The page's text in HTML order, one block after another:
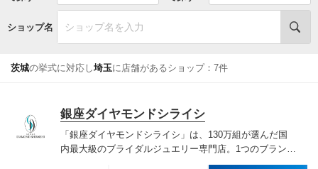
ショップ名
茨城の挙式に対応し埼玉に店舗があるショップ：7件
銀座ダイヤモンドシライシ
「銀座ダイヤモンドシライシ」は、130万組が選んだ国
内最大級のブライダルジュエリー専門店。1つのブランド
では国内最大級の700種類以上の豊富なデザインを取り